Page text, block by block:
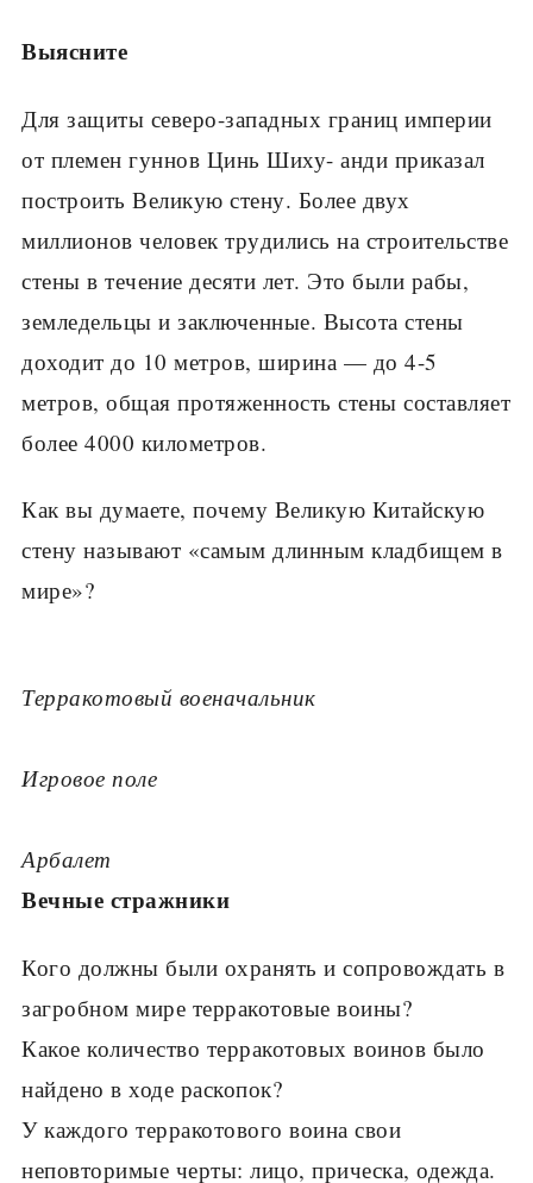
Выясните
Для защиты северо-за­падных границ империи
от племен гуннов Цинь Шиху- анди приказал
построить Великую стену. Более двух
миллионов человек тру­дились на строительстве
стены в течение десяти лет. Это были рабы,
зем­ледельцы и заключенные. Высота стены
доходит до 10 метров, ширина — до 4-5
метров, общая протя­женность стены составляет
более 4000 километров.
Как вы думаете, почему Великую Китайскую
стену называют «самым длин­ным кладбищем в
мире»?
Терракотовый военачальник
Игровое поле
Арбалет
Вечные стражники
Кого должны были охранять и сопровождать в
загробном мире терракотовые воины?
Какое количество терракотовых воинов было
найдено в ходе раскопок?
У каждого терракотового воина свои
неповторимые черты: лицо, прическа, одежда.